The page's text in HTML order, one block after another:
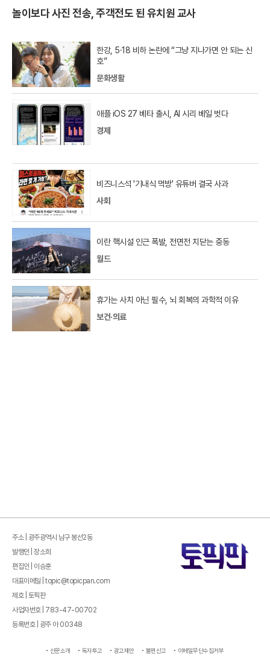
놀이보다 사진 전송, 주객전도 된 유치원 교사
한강, 5·18 비하 논란에 “그냥 지나가면 안 되는 신
호”
문화생활
애플 iOS 27 베타 출시, AI 시리 베일 벗다
경제
비즈니스석 '기내식 먹방' 유튜버 결국 사과
사회
이란 핵시설 인근 폭발, 전면전 치닫는 중동
월드
휴가는 사치 아닌 필수, 뇌 회복의 과학적 이유
보건·의료
주소 | 광주광역시 남구 봉선2동
발행인 | 장소희
편집인 | 이승훈
대표이메일 | topic@topicpan.com
제호 | 토픽판
사업자번호 | 783-47-00702
등록번호 | 광주 아 00348
신문소개 독자투고 광고제안 불편신고 이메일무단수집거부